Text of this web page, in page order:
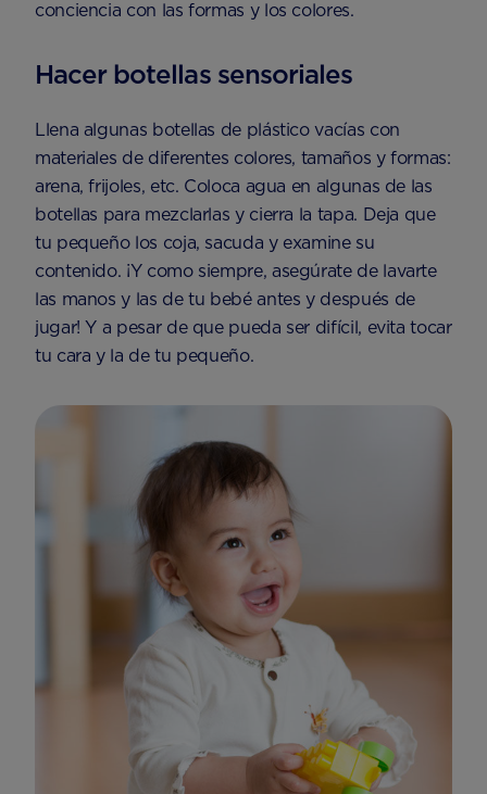
conciencia con las formas y los colores.
Hacer botellas sensoriales
Llena algunas botellas de plástico vacías con
materiales de diferentes colores, tamaños y formas:
arena, frijoles, etc. Coloca agua en algunas de las
botellas para mezclarlas y cierra la tapa. Deja que
tu pequeño los coja, sacuda y examine su
contenido. ¡Y como siempre, asegúrate de lavarte
las manos y las de tu bebé antes y después de
jugar! Y a pesar de que pueda ser difícil, evita tocar
tu cara y la de tu pequeño.